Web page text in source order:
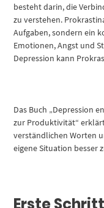
besteht darin, die
zu verstehen.
Aufgaben, sondern ein
Emotionen, Angst und
Depression kann
Das Buch „Depression
zur Produktivität“
verständlichen Worten
eigene Situation besser
Erste